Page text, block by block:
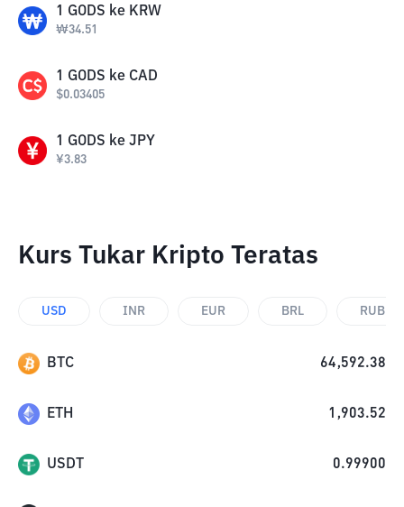
1 GODS ke KRW
₩34.51
1 GODS ke CAD
$0.03405
1 GODS ke JPY
¥3.83
Kurs Tukar Kripto Teratas
USD INR EUR BRL RUB
BTC 64,592.38
ETH 1,903.52
USDT 0.99900